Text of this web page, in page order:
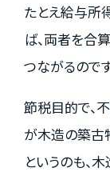
たとえ給与所
ば、両者を合
つながるのです
節税目的で、
が木造の築古
というのも、